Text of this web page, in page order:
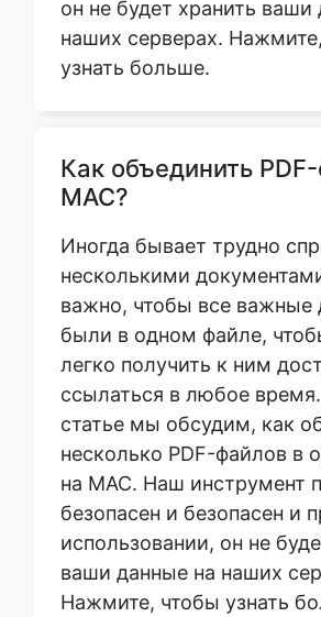
наших серверах. Нажмите,
узнать больше.
Как объединить PDF-
MAC?
Иногда бывает трудно
несколькими
важно, чтобы все важные
были в одном файле,
легко получить к ним
ссылаться в любое время.
статье мы обсудим, как
несколько PDF-файлов в
на MAC. Наш инструмент
безопасен и безопасен и
использовании, он не
ваши данные на наших
Нажмите, чтобы узнать